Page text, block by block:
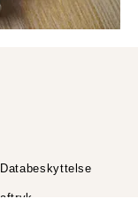
Databeskyttelse
aftryk